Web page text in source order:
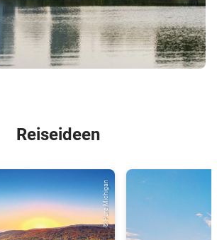
Reiseideen
© Pure Michigan